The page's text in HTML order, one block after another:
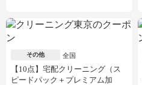
その他 全国
【10点】宅配クリーニング（ス
ピードパック＋プレミアム加